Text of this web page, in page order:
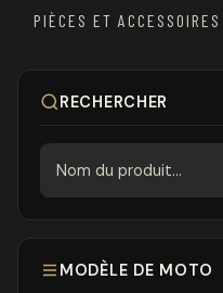
PIÈCES ET
RECHERCHER
MODÈLE DE MOTO